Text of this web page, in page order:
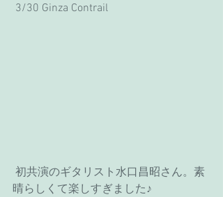
3/30 Ginza Contrail
晴らしくて楽しすぎました♪